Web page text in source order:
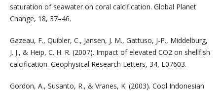
saturation of seawater on coral calcification. Global Planet
Change, 18, 37–46.
Gazeau, F., Quibler, C., Jansen, J. M., Gattuso, J-P., Middelburg,
J. J., & Heip, C. H. R. (2007). Impact of elevated CO2 on shellfish
calcification. Geophysical Research Letters, 34, L07603.
Gordon, A., Susanto, R., & Vranes, K. (2003). Cool Indonesian